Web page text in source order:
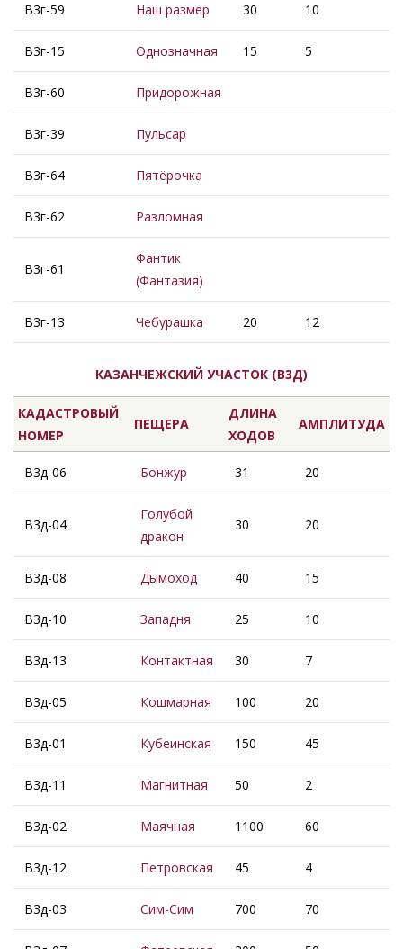
В3г-59 Наш размер 30 10
В3г-15 Однозначная 15 5
В3г-60 Придорожная
В3г-39 Пульсар
В3г-64 Пятёрочка
В3г-62 Разломная
В3г-61
Фантик
(Фантазия)
В3г-13 Чебурашка 20 12
КАЗАНЧЕЖСКИЙ УЧАСТОК (В3Д)
КАДАСТРОВЫЙ
НОМЕР
ПЕЩЕРА
ДЛИНА
ХОДОВ
АМПЛИТУДА
В3д-06 Бонжур 31 20
В3д-04
Голубой
дракон
30 20
В3д-08 Дымоход 40 15
В3д-10 Западня 25 10
В3д-13 Контактная 30 7
В3д-05 Кошмарная 100 20
В3д-01 Кубеинская 150 45
В3д-11 Магнитная 50 2
В3д-02 Маячная 1100 60
В3д-12 Петровская 45 4
В3д-03 Сим-Сим 700 70